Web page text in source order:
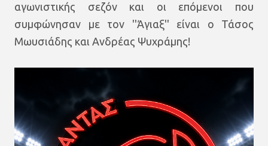
αγωνιστικής σεζόν και οι επόμενοι που
συμφώνησαν με τον ''Άγιαξ'' είναι ο Τάσος
Μωυσιάδης και Ανδρέας Ψυχράμης!